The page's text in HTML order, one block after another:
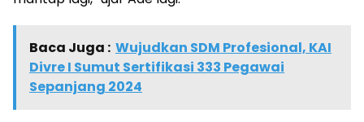
Baca Juga : Wujudkan SDM Profesional, KAI
Divre I Sumut Sertifikasi 333 Pegawai
Sepanjang 2024